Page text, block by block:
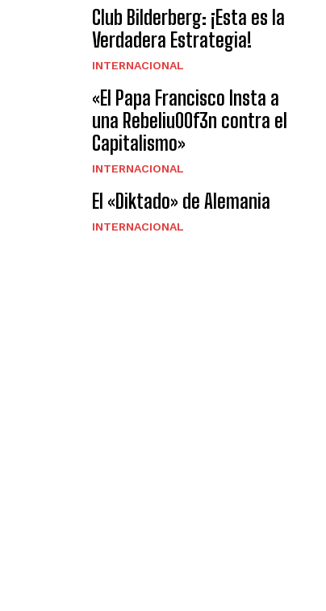
Club Bilderberg: ¡Esta es la
Verdadera Estrategia!
INTERNACIONAL
«El Papa Francisco Insta a
una Rebeliu00f3n contra el
Capitalismo»
INTERNACIONAL
El «Diktado» de Alemania
INTERNACIONAL